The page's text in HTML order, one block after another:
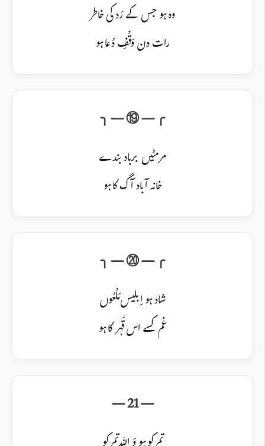
وہ ہو جس کے رَد کی خاطر
رات دن وَقْفِ دُعا ہو
مر مٹیں برباد بندے
خانہ آباد آگ کا ہو
شاد ہو اِبلیس مَلْعُوں
غم کسے اس قَہر کا ہو